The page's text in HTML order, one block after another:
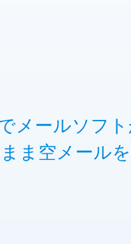
メールソフ
ま空メール